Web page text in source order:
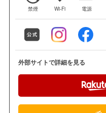
禁煙 Wi-Fi 電源
外部サイトで詳細を見る